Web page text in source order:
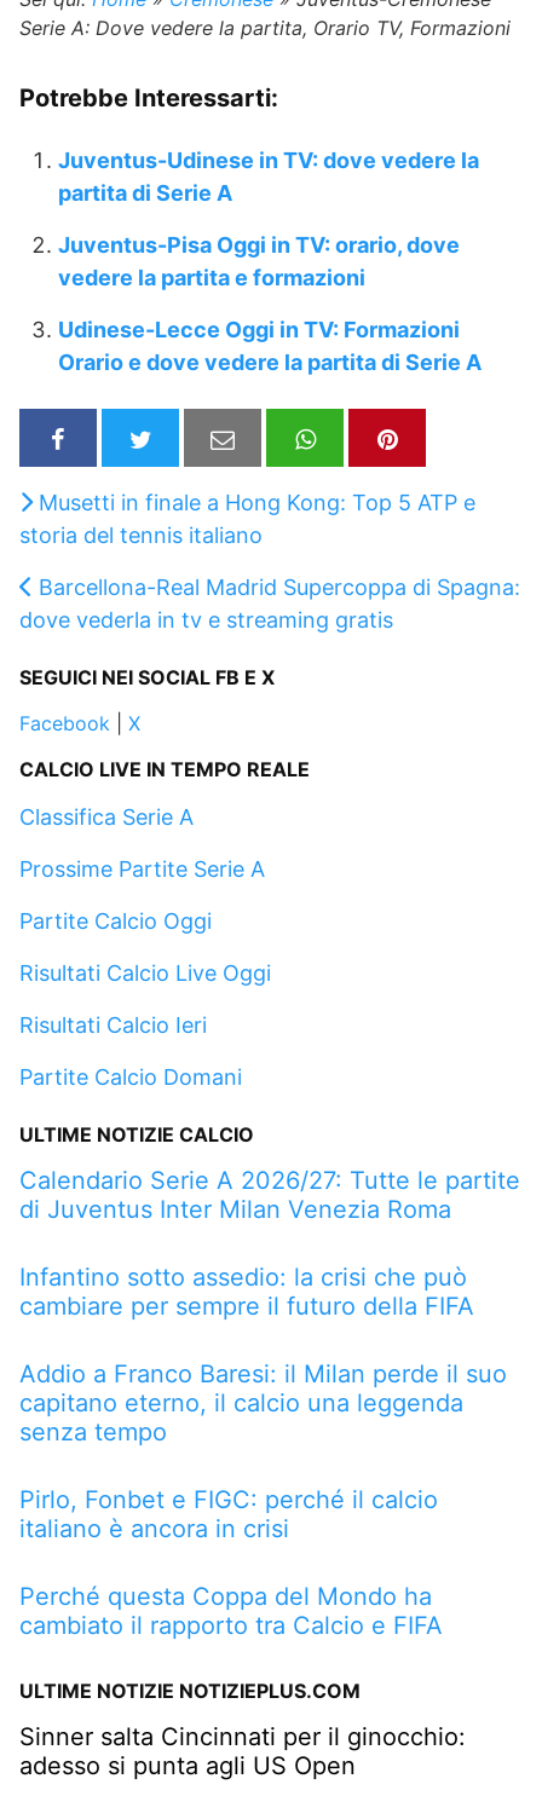
Serie A: Dove vedere la partita, Orario TV, Formazioni
Potrebbe Interessarti:
Juventus-Udinese in TV: dove vedere la
partita di Serie A
Juventus-Pisa Oggi in TV: orario, dove
vedere la partita e formazioni
Udinese-Lecce Oggi in TV: Formazioni
Orario e dove vedere la partita di Serie A
Musetti in finale a Hong Kong: Top 5 ATP e
storia del tennis italiano
Barcellona-Real Madrid Supercoppa di Spagna:
dove vederla in tv e streaming gratis
SEGUICI NEI SOCIAL FB E X
Facebook
X
CALCIO LIVE IN TEMPO REALE
Classifica Serie A
Prossime Partite Serie A
Partite Calcio Oggi
Risultati Calcio Live Oggi
Risultati Calcio Ieri
Partite Calcio Domani
ULTIME NOTIZIE CALCIO
Calendario Serie A 2026/27: Tutte le partite
di Juventus Inter Milan Venezia Roma
Infantino sotto assedio: la crisi che può
cambiare per sempre il futuro della FIFA
Addio a Franco Baresi: il Milan perde il suo
capitano eterno, il calcio una leggenda
senza tempo
Pirlo, Fonbet e FIGC: perché il calcio
italiano è ancora in crisi
Perché questa Coppa del Mondo ha
cambiato il rapporto tra Calcio e FIFA
ULTIME NOTIZIE NOTIZIEPLUS.COM
Sinner salta Cincinnati per il ginocchio:
adesso si punta agli US Open